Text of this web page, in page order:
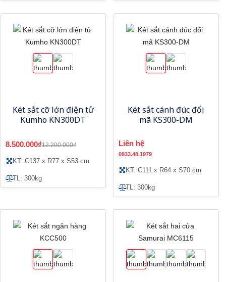
Két sắt cỡ lớn điện tử
Kumho KN300DT
8.500.000₫12.200.000₫
KT: C137 x R77 x S53 cm
TL: 300kg
Két sắt cánh đúc đổi
mã KS300-DM
Liên hệ
0933.48.1979
KT: C111 x R64 x S70 cm
TL: 300kg